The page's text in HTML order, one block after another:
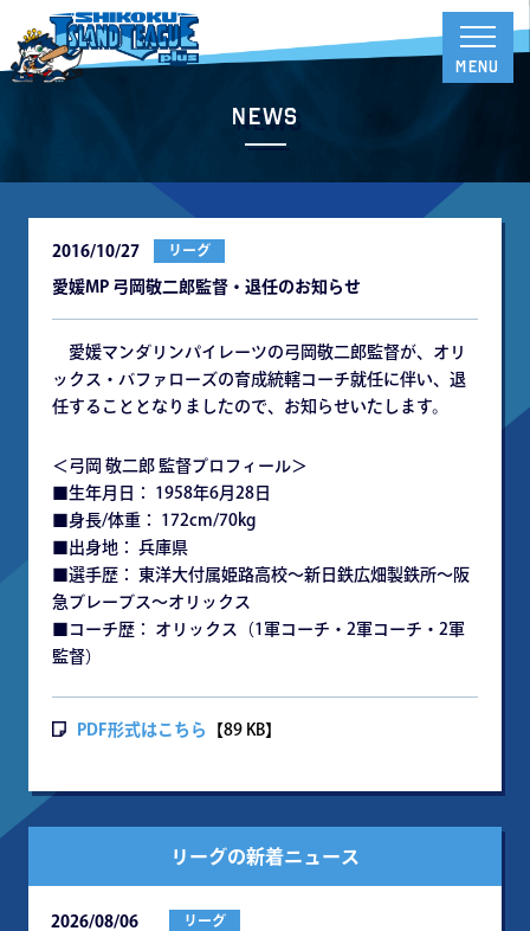
News
2016/10/27 リーグ
愛媛MP 弓岡敬二郎監督・退任のお知らせ
愛媛マンダリンパイレーツの弓岡敬二郎監督が、オリ
ックス・バファローズの育成統轄コーチ就任に伴い、退
任することとなりましたので、お知らせいたします。
＜弓岡 敬二郎 監督プロフィール＞
■生年月日： 1958年6月28日
■身長/体重： 172cm/70kg
■出身地： 兵庫県
■選手歴： 東洋大付属姫路高校～新日鉄広畑製鉄所～阪
急ブレーブス～オリックス
■コーチ歴： オリックス（1軍コーチ・2軍コーチ・2軍
監督）
PDF形式はこちら 【89 KB】
リーグの新着ニュース
2026/08/06 リーグ